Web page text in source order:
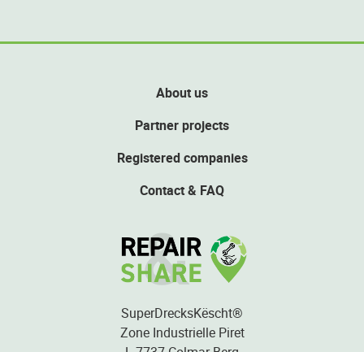
About us
Partner projects
Registered companies
Contact & FAQ
SuperDrecksKëscht®
Zone Industrielle Piret